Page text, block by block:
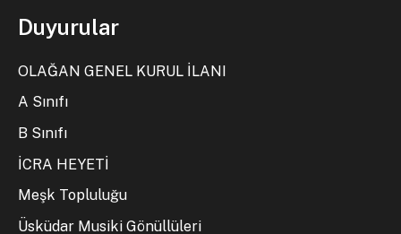
Duyurular
OLAĞAN GENEL KURUL İLANI
A Sınıfı
B Sınıfı
İCRA HEYETİ
Meşk Topluluğu
Üsküdar Musiki Gönüllüleri